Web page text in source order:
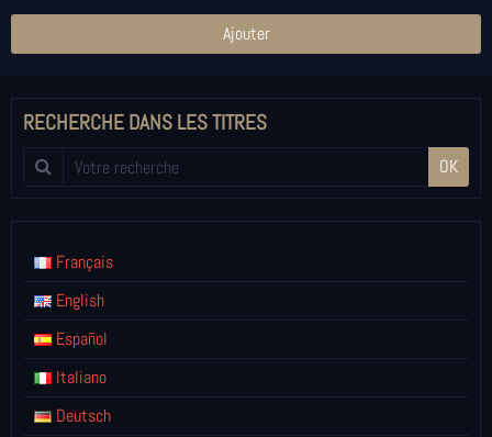
Ajouter
RECHERCHE DANS LES TITRES
OK
Français
English
Español
Italiano
Deutsch